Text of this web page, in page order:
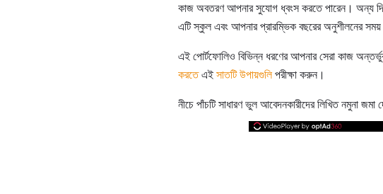
কাজ অবতরণ আপনার সুযোগ ধ্বংস করতে পারেন। অন্য
এটি স্কুল এবং আপনার প্রারম্ভিক বছরের অনুশীলনের সময়
এই পোর্টফোলিও বিভিন্ন ধরণের আপনার সেরা কাজ
করতেএই সাতটি উপায়গুলিপরীক্ষা করুন।
নীচে পাঁচটি সাধারণ ভুল আবেদনকারীদের লিখিত নমুনা জমা